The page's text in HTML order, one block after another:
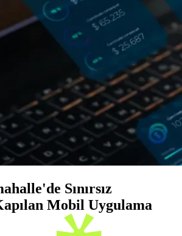
Sınırsız
Mobil Uygulama